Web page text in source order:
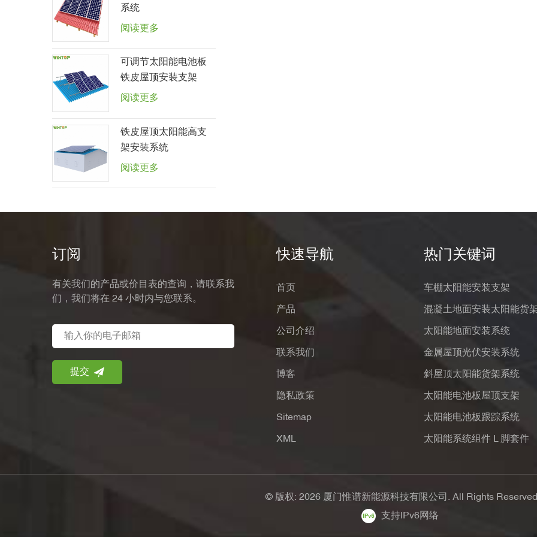
系统
阅读更多
可调节太阳能电池板
铁皮屋顶安装支架
阅读更多
铁皮屋顶太阳能高支
架安装系统
阅读更多
订阅
有关我们的产品或价目表的查询，请联系我
们，我们将在 24 小时内与您联系。
快速导航
首页
产品
公司介绍
联系我们
博客
隐私政策
Sitemap
XML
热门关键词
车棚太阳能安装支架
混凝土地面安装太阳能货
太阳能地面安装系统
金属屋顶光伏安装系统
斜屋顶太阳能货架系统
太阳能电池板屋顶支架
太阳能电池板跟踪系统
太阳能系统组件 L 脚套件
© 版权: 2026 厦门惟谱新能源科技有限公司. All Rights
支持IPv6网络